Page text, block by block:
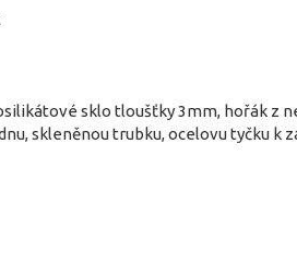
sklo tloušťky 3mm, hořák z
skleněnou trubku, ocelovu tyčku k